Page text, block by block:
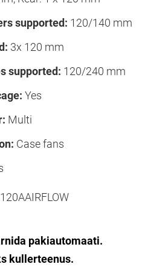
supported: 120/140 mm
3x 120 mm
supported: 120/240 mm
Yes
Multi
Case fans
pakiautomaati.
kullerteenus.